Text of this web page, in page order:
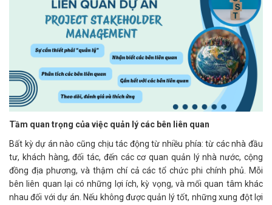
Tầm quan trọng của việc quản lý các bên liên quan
Bất kỳ dự án nào cũng chịu tác động từ nhiều phía: từ các nhà đầu
tư, khách hàng, đối tác, đến các cơ quan quản lý nhà nước, cộng
đồng địa phương, và thậm chí cả các tổ chức phi chính phủ. Mỗi
bên liên quan lại có những lợi ích, kỳ vọng, và mối quan tâm khác
nhau đối với dự án. Nếu không được quản lý tốt, những xung đột lợi